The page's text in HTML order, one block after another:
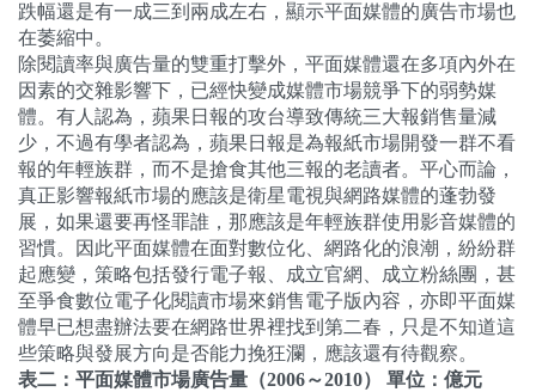
跌幅還是有一成三到兩成左右，顯示平面媒體的廣告市場也
在萎縮中。
除閱讀率與廣告量的雙重打擊外，平面媒體還在多項內外在
因素的交雜影響下，已經快變成媒體市場競爭下的弱勢媒
體。有人認為，蘋果日報的攻台導致傳統三大報銷售量減
少，不過有學者認為，蘋果日報是為報紙市場開發一群不看
報的年輕族群，而不是搶食其他三報的老讀者。平心而論，
真正影響報紙市場的應該是衛星電視與網路媒體的蓬勃發
展，如果還要再怪罪誰，那應該是年輕族群使用影音媒體的
習慣。因此平面媒體在面對數位化、網路化的浪潮，紛紛群
起應變，策略包括發行電子報、成立官網、成立粉絲團，甚
至爭食數位電子化閱讀市場來銷售電子版內容，亦即平面媒
體早已想盡辦法要在網路世界裡找到第二春，只是不知道這
些策略與發展方向是否能力挽狂瀾，應該還有待觀察。
表二：平面媒體市場廣告量（2006～2010） 單位：億元